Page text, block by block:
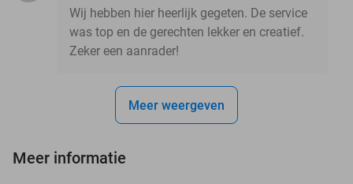
Wij hebben hier heerlijk gegeten. De service
was top en de gerechten lekker en creatief.
Zeker een aanrader!
Meer weergeven
Meer informatie